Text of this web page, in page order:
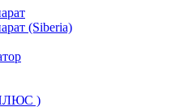
(Siberia)
)